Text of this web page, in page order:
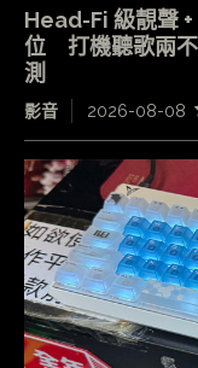
Head-Fi 級靚聲
位 打機聽歌兩
測
影音 2026-08-08